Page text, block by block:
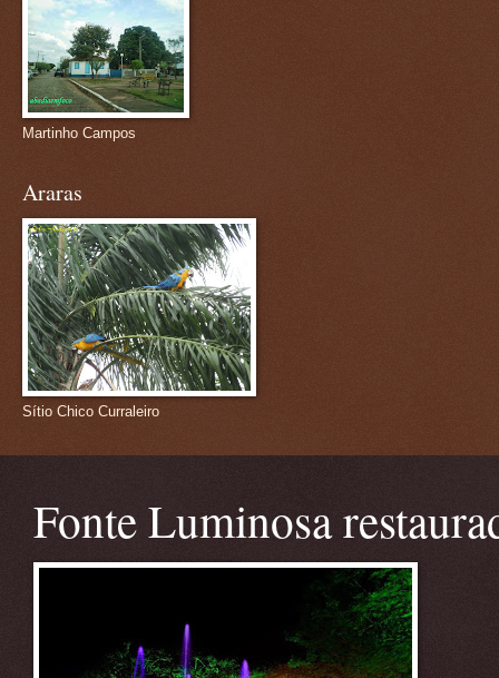
Martinho Campos
Araras
Sítio Chico Curraleiro
Fonte Luminosa